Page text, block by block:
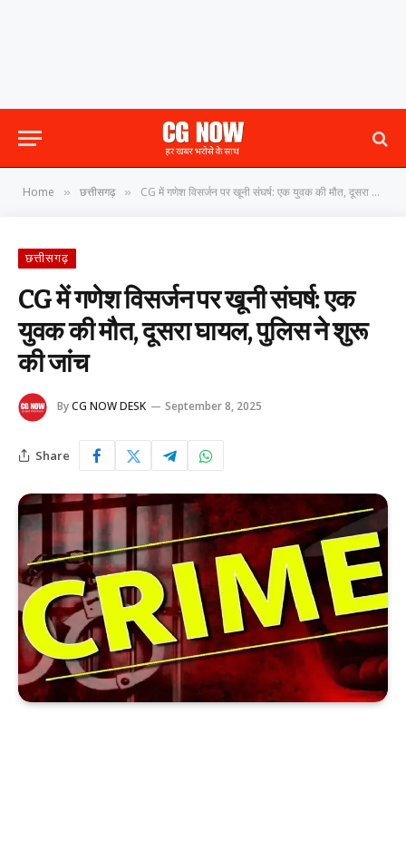
Home » छत्तीसगढ़ » CG में गणेश विसर्जन पर खूनी संघर्ष: एक युवक की मौत, दूसरा घायल, पुलिस ने शुरू की जांच
छत्तीसगढ़
CG में गणेश विसर्जन पर खूनी संघर्ष: एक
युवक की मौत, दूसरा घायल, पुलिस ने शुरू
की जांच
ByCG NOW DESK September 8, 2025
Share